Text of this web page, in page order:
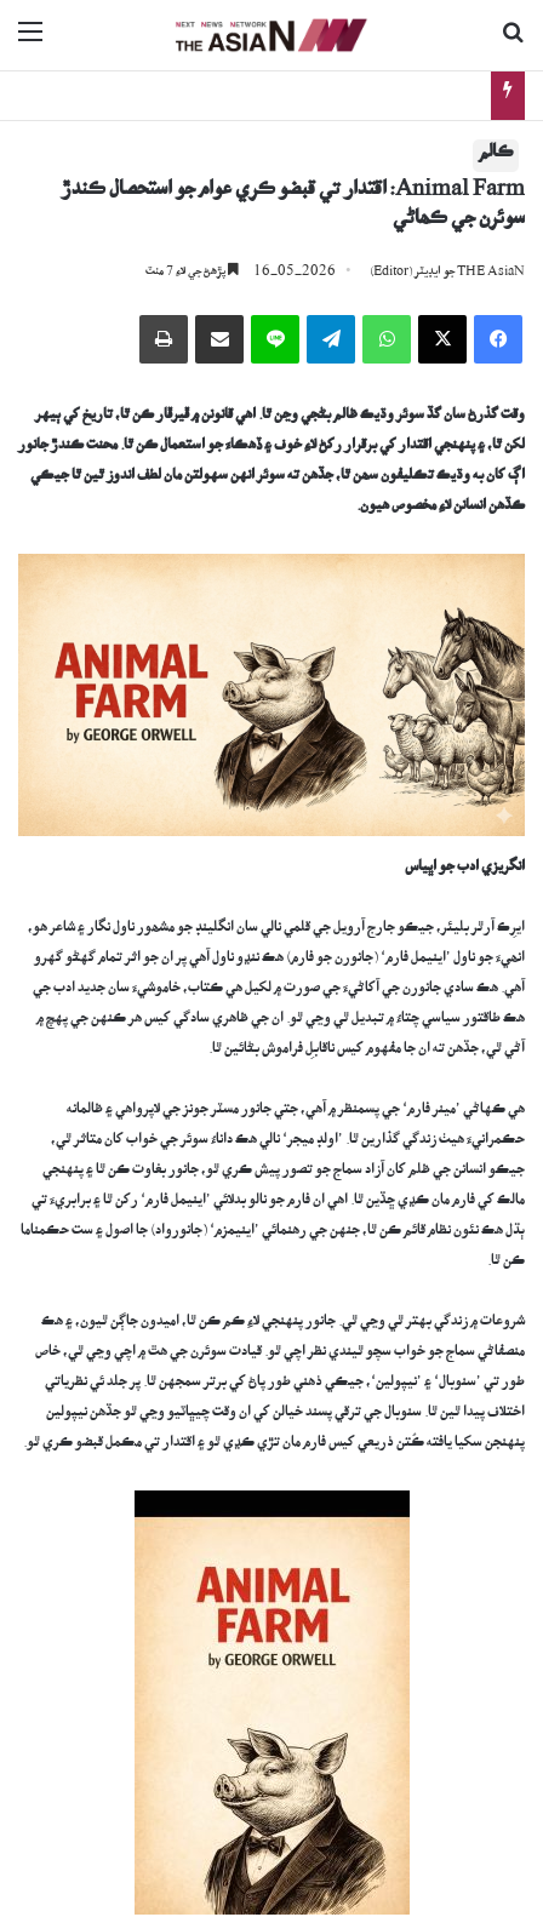
ڪالم
Animal Farm: اقتدار تي قبضو ڪري عوام جو استحصال ڪندڙ
سوئرن جي ڪھاڻي
THE AsiaN جو ايڊيٽر (Editor) 16-05-2026 پڙھڻ جي لاءِ 7 منٽ
Facebook
X
WhatsApp
Telegram
Line اي ميل وسيلي ونڊيو پرنٽ
وقت گذرڻ سان گڏ سوئر وڌيڪ ظالم بڻجي وڃن ٿا. اهي قانونن ۾ ڦيرڦار ڪن ٿا، تاريخ کي ٻيهر
لکن ٿا، ۽ پنهنجي اقتدار کي برقرار رکڻ لاءِ خوف ۽ ڏھڪاءَ جو استعمال ڪن ٿا. محنت ڪندڙ جانور
اڳ کان به وڌيڪ تڪليفون سھن ٿا، جڏهن ته سوئر انهن سهولتن مان لطف اندوز ٿين ٿا جيڪي
ڪڏهن انسانن لاءِ مخصوص هيون.
انگريزي ادب جو اڀياس
ايرِڪ آرٿر بليئر، جيڪو جارج آرويل جي قلمي نالي سان انگلينڊ جو مشھور ناول نگار ۽ شاعر ھو،
انھيءَ جو ناول ’اينيمل فارم‘ (جانورن جو فارم) هڪ ننڍو ناول آهي پر ان جو اثر تمام گهڻو گهرو
آهي. هڪ سادي جانورن جي آکاڻيءَ جي صورت ۾ لکيل هي ڪتاب، خاموشيءَ سان جديد ادب جي
هڪ طاقتور سياسي چتاءُ ۾ تبديل ٿي وڃي ٿو. ان جي ظاهري سادگي کيس هر ڪنهن جي پهچ ۾
آڻي ٿي، جڏهن ته ان جا مفهوم کيس ناقابلِ فراموش بڻائين ٿا.
هي ڪهاڻي ’مينر فارم‘ جي پسمنظر ۾ آهي، جتي جانور مسٽر جونز جي لاپرواهي ۽ ظالمانه
حڪمرانيءَ هيٺ زندگي گذارين ٿا. ’اولڊ ميجر‘ نالي هڪ داناءُ سوئر جي خواب کان متاثر ٿي،
جيڪو انسانن جي ظلم کان آزاد سماج جو تصور پيش ڪري ٿو، جانور بغاوت ڪن ٿا ۽ پنهنجي
مالڪ کي فارم مان ڪڍي ڇڏين ٿا. اهي ان فارم جو نالو بدلائي ’اينيمل فارم‘ رکن ٿا ۽ برابريءَ تي
ٻڌل هڪ نئون نظام قائم ڪن ٿا، جنهن جي رهنمائي ’اينيمزم‘ (جانورواد) جا اصول ۽ ست حڪمناما
ڪن ٿا.
شروعات ۾ زندگي بهتر ٿي وڃي ٿي. جانور پنهنجي لاءِ ڪم ڪن ٿا، اميدون جاڳن ٿيون، ۽ هڪ
منصفاڻي سماج جو خواب سچو ٿيندي نظر اچي ٿو. قيادت سوئرن جي هٿ ۾ اچي وڃي ٿي، خاص
طور تي ’سنوبال‘ ۽ ’نيپولين‘، جيڪي ذهني طور پاڻ کي برتر سمجهن ٿا. پر جلد ئي نظرياتي
اختلاف پيدا ٿين ٿا. سنوبال جي ترقي پسند خيالن کي ان وقت چيڀاٽيو وڃي ٿو جڏهن نيپولين
پنهنجن سکيا يافته ڪُتن ذريعي کيس فارم مان تڙي ڪڍي ٿو ۽ اقتدار تي مڪمل قبضو ڪري ٿو.